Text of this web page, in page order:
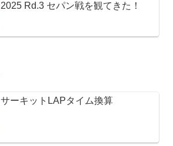
2025 Rd.3 セパン戦を観てきた！
サーキットLAPタイム換算